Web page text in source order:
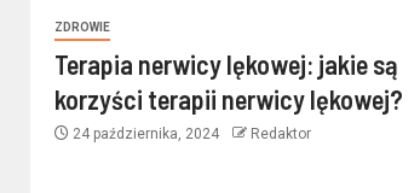
ZDROWIE
Terapia nerwicy lękowej: jakie są
korzyści terapii nerwicy lękowej?
24 października, 2024 Redaktor